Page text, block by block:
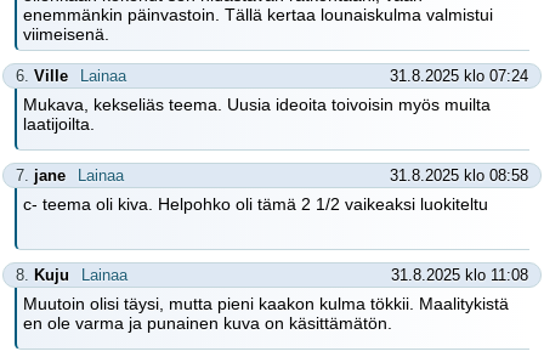
enemmänkin päinvastoin. Tällä kertaa lounaiskulma valmistui
viimeisenä.
6. Ville Lainaa 31.8.2025 klo 07:24
Mukava, kekseliäs teema. Uusia ideoita toivoisin myös muilta
laatijoilta.
7. jane Lainaa 31.8.2025 klo 08:58
c- teema oli kiva. Helpohko oli tämä 2 1/2 vaikeaksi luokiteltu
8. Kuju Lainaa 31.8.2025 klo 11:08
Muutoin olisi täysi, mutta pieni kaakon kulma tökkii. Maalitykistä
en ole varma ja punainen kuva on käsittämätön.